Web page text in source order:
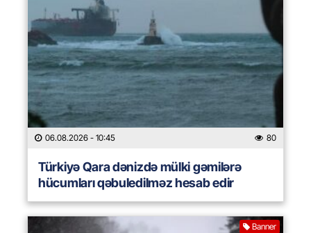
06.08.2026 - 10:45 80
Türkiyə Qara dənizdə mülki gəmilərə
hücumları qəbuledilməz hesab edir
Banner